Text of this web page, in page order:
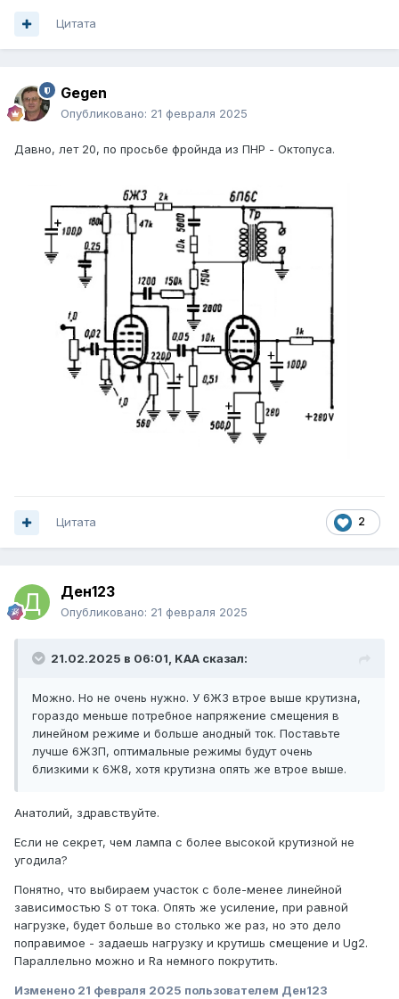
Цитата
Gegen
Опубликовано: 21 февраля 2025
Давно, лет 20, по просьбе фройнда из ПНР - Октопуса.
2
Цитата
Ден123
Опубликовано: 21 февраля 2025
21.02.2025 в 06:01, KAA сказал:
Можно. Но не очень нужно. У 6Ж3 втрое выше крутизна,
гораздо меньше потребное напряжение смещения в
линейном режиме и больше анодный ток. Поставьте
лучше 6Ж3П, оптимальные режимы будут очень
близкими к 6Ж8, хотя крутизна опять же втрое выше.
Анатолий, здравствуйте.
Если не секрет, чем лампа с более высокой крутизной не
угодила?
Понятно, что выбираем участок с боле-менее линейной
зависимостью S от тока. Опять же усиление, при равной
нагрузке, будет больше во столько же раз, но это дело
поправимое - задаешь нагрузку и крутишь смещение и Ug2.
Параллельно можно и Ra немного покрутить.
Изменено 21 февраля 2025 пользователем Ден123